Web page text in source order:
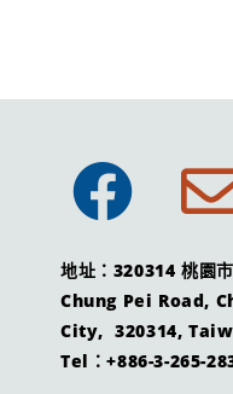
地址：320314 桃園
Chung Pei Road,
City, 320314,
Tel：+886-3-265-